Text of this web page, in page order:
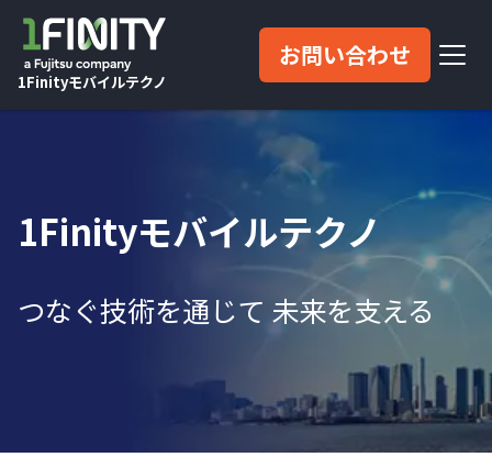
1Finityモバイルテクノ
お問い合わせ
1Finityモバイルテクノ
つなぐ技術を通じて 未来を支える